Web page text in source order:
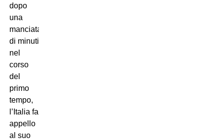
dopo
una
manciata
di minuti
nel
corso
del
primo
tempo,
l’Italia fa
appello
al suo